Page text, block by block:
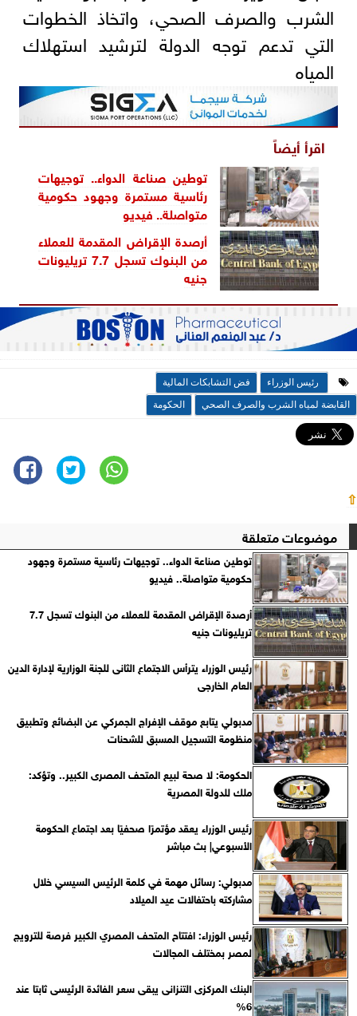
الشرب والصرف الصحي، واتخاذ الخطوات
التي تدعم توجه الدولة لترشيد استهلاك
المياه
اقرأ أيضاً
توطين صناعة الدواء.. توجيهات
رئاسية مستمرة وجهود حكومية
متواصلة.. فيديو
أرصدة الإقراض المقدمة للعملاء
من البنوك تسجل 7.7 تريليونات
جنيه
رئيس الوزراء
فض التشابكات المالية
القابضة لمياه الشرب والصرف الصحي
الحكومة
⇧
موضوعات متعلقة
توطين صناعة الدواء.. توجيهات رئاسية مستمرة وجهود
حكومية متواصلة.. فيديو
أرصدة الإقراض المقدمة للعملاء من البنوك تسجل 7.7
تريليونات جنيه
رئيس الوزراء يترأس الاجتماع الثانى للجنة الوزارية لإدارة الدين
العام الخارجى
مدبولي يتابع موقف الإفراج الجمركي عن البضائع وتطبيق
منظومة التسجيل المسبق للشحنات
الحكومة: لا صحة لبيع المتحف المصرى الكبير.. وتؤكد:
ملك للدولة المصرية
رئيس الوزراء يعقد مؤتمرًا صحفيًا بعد اجتماع الحكومة
الأسبوعي| بث مباشر
مدبولي: رسائل مهمة في كلمة الرئيس السيسي خلال
مشاركته باحتفالات عيد الميلاد
رئيس الوزراء: افتتاح المتحف المصري الكبير فرصة للترويج
لمصر بمختلف المجالات
البنك المركزى التنزانى يبقى سعر الفائدة الرئيسى ثابتا عند
6%